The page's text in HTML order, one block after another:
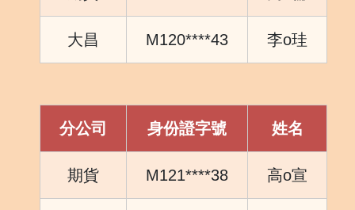
大昌 M120****43 李o珪
分公司 身份證字號 姓名
期貨 M121****38 高o宣